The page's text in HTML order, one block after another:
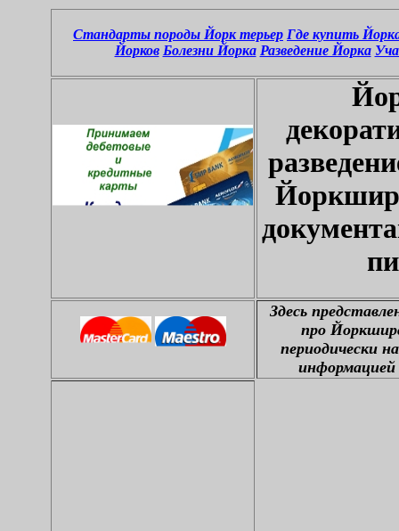
Стандарты породы Йорк терьер Где купить
Йорков Болезни Йорка Разведение Йорка
Здесь
про
периодически